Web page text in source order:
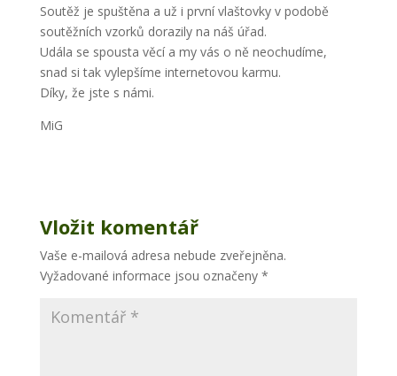
Soutěž je spuštěna a už i první vlaštovky v podobě
soutěžních vzorků dorazily na náš úřad.
Udála se spousta věcí a my vás o ně neochudíme,
snad si tak vylepšíme internetovou karmu.
Díky, že jste s námi.
MiG
Vložit komentář
Vaše e-mailová adresa nebude zveřejněna.
Vyžadované informace jsou označeny *